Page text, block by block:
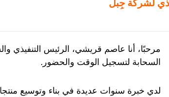
لشركة جِبل
مرحبًا، أنا عاصم قريشي، الرئيس التنفيذي
السحابة لتسجيل الوقت والحضور.
لدي خبرة سنوات عديدة في بناء وتوسيع